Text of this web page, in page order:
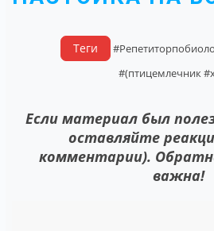
Теги
#(птицемлечник
Если материал был
оставляйте
комментарии).
важна!